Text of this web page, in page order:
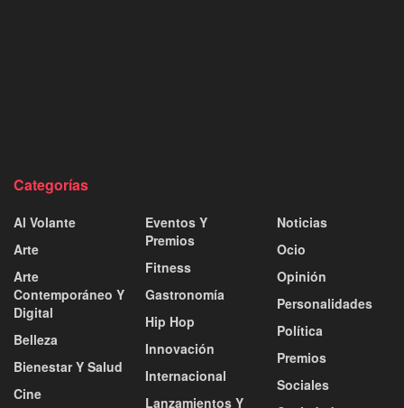
Categorías
Al Volante
Arte
Arte
Contemporáneo Y
Digital
Belleza
Bienestar Y Salud
Cine
Eventos Y
Premios
Fitness
Gastronomía
Hip Hop
Innovación
Internacional
Lanzamientos Y
Noticias
Ocio
Opinión
Personalidades
Política
Premios
Sociales